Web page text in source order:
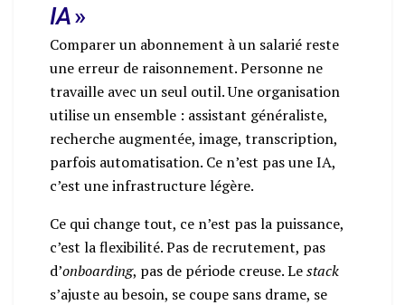
IA»
Comparer un abonnement à un salarié reste
une erreur de raisonnement. Personne ne
travaille avec un seul outil. Une organisation
utilise un ensemble : assistant généraliste,
recherche augmentée, image, transcription,
parfois automatisation. Ce n’est pas une IA,
c’est une infrastructure légère.
Ce qui change tout, ce n’est pas la puissance,
c’est la flexibilité. Pas de recrutement, pas
d’onboarding, pas de période creuse. Lestack
s’ajuste au besoin, se coupe sans drame, se